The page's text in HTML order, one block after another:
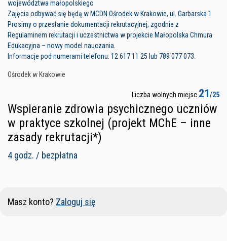
województwa małopolskiego
Zajęcia odbywać się będą w MCDN Ośrodek w Krakowie, ul. Garbarska 1
Prosimy o przesłanie dokumentacji rekrutacyjnej, zgodnie z
Regulaminem rekrutacji i uczestnictwa w projekcie Małopolska Chmura
Edukacyjna – nowy model nauczania.
Informacje pod numerami telefonu: 12 617 11 25 lub 789 077 073.
Ośrodek w Krakowie
Liczba wolnych miejsc 21/25
Wspieranie zdrowia psychicznego uczniów
w praktyce szkolnej (projekt MChE – inne
zasady rekrutacji*)
4 godz. / bezpłatna
Masz konto? Zaloguj się